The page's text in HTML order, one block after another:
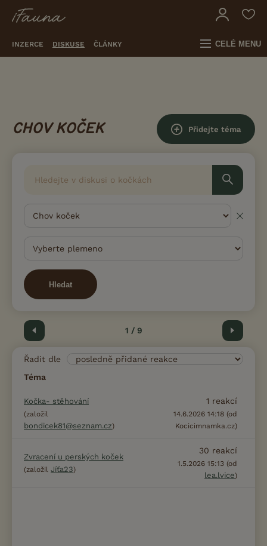
INZERCE DISKUSE ČLÁNKY CELÉ MENU
CHOV KOČEK Přidejte téma
Hledat
Předchozí 1 / 9 Další
Řadit dle
Téma
Kočka- stěhování
(založil
bondicek81@seznam.cz)
1 reakcí
14.6.2026 14:18 (od
Kocicimnamka.cz)
Zvracení u perských koček
(založil Jíťa23)
30 reakcí
1.5.2026 15:13 (od
lea.lvice)